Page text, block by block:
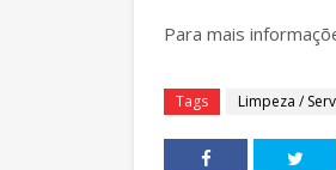
Para mais
Tags Limpeza /